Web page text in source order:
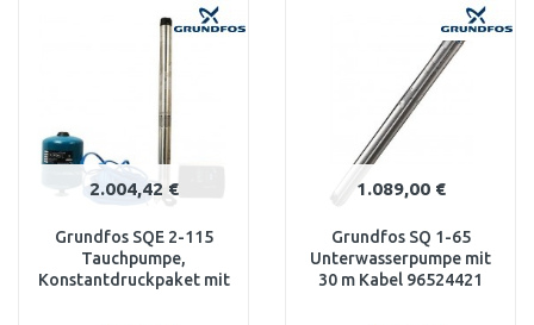
Vergleichen Vergleichen
2.004,42 €
Grundfos SQE 2-115
Tauchpumpe,
Konstantdruckpaket mit
1.089,00 €
Grundfos SQ 1-65
Unterwasserpumpe mit
30 m Kabel 96524421